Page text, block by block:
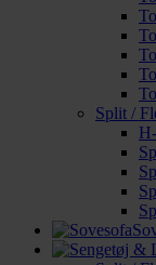
Split /